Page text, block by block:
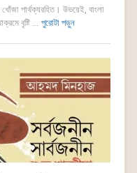
খোঁজা পার্থক্যরহিত। উভয়েই, বাংলা
বৃষ্টি ... পুরোটা পড়ুন